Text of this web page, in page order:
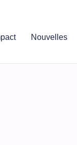
Nouvelles